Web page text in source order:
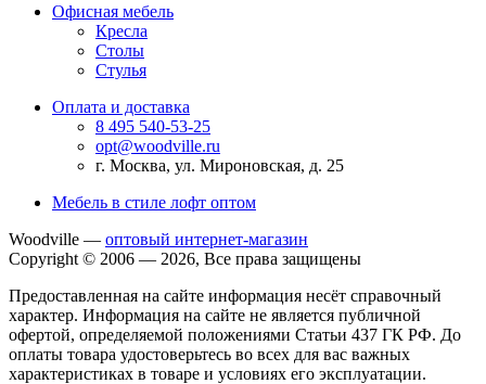
Офисная мебель
Кресла
Столы
Стулья
Оплата и доставка
8 495 540-53-25
opt@woodville.ru
г. Москва, ул. Мироновская, д. 25
Мебель в стиле лофт оптом
Woodville — оптовый интернет-магазин
Copyright © 2006 — 2026, Все права защищены
Предоставленная на сайте информация несёт справочный
характер. Информация на сайте не является публичной
офертой, определяемой положениями Статьи 437 ГК РФ. До
оплаты товара удостоверьтесь во всех для вас важных
характеристиках в товаре и условиях его эксплуатации.